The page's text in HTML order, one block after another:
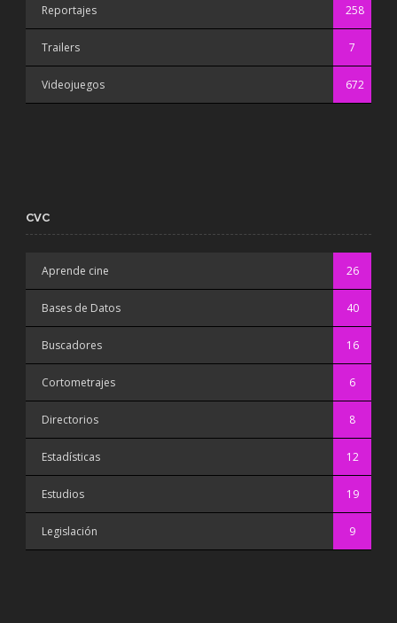
Reportajes 258
Trailers 7
Videojuegos 672
CVC
Aprende cine 26
Bases de Datos 40
Buscadores 16
Cortometrajes 6
Directorios 8
Estadísticas 12
Estudios 19
Legislación 9